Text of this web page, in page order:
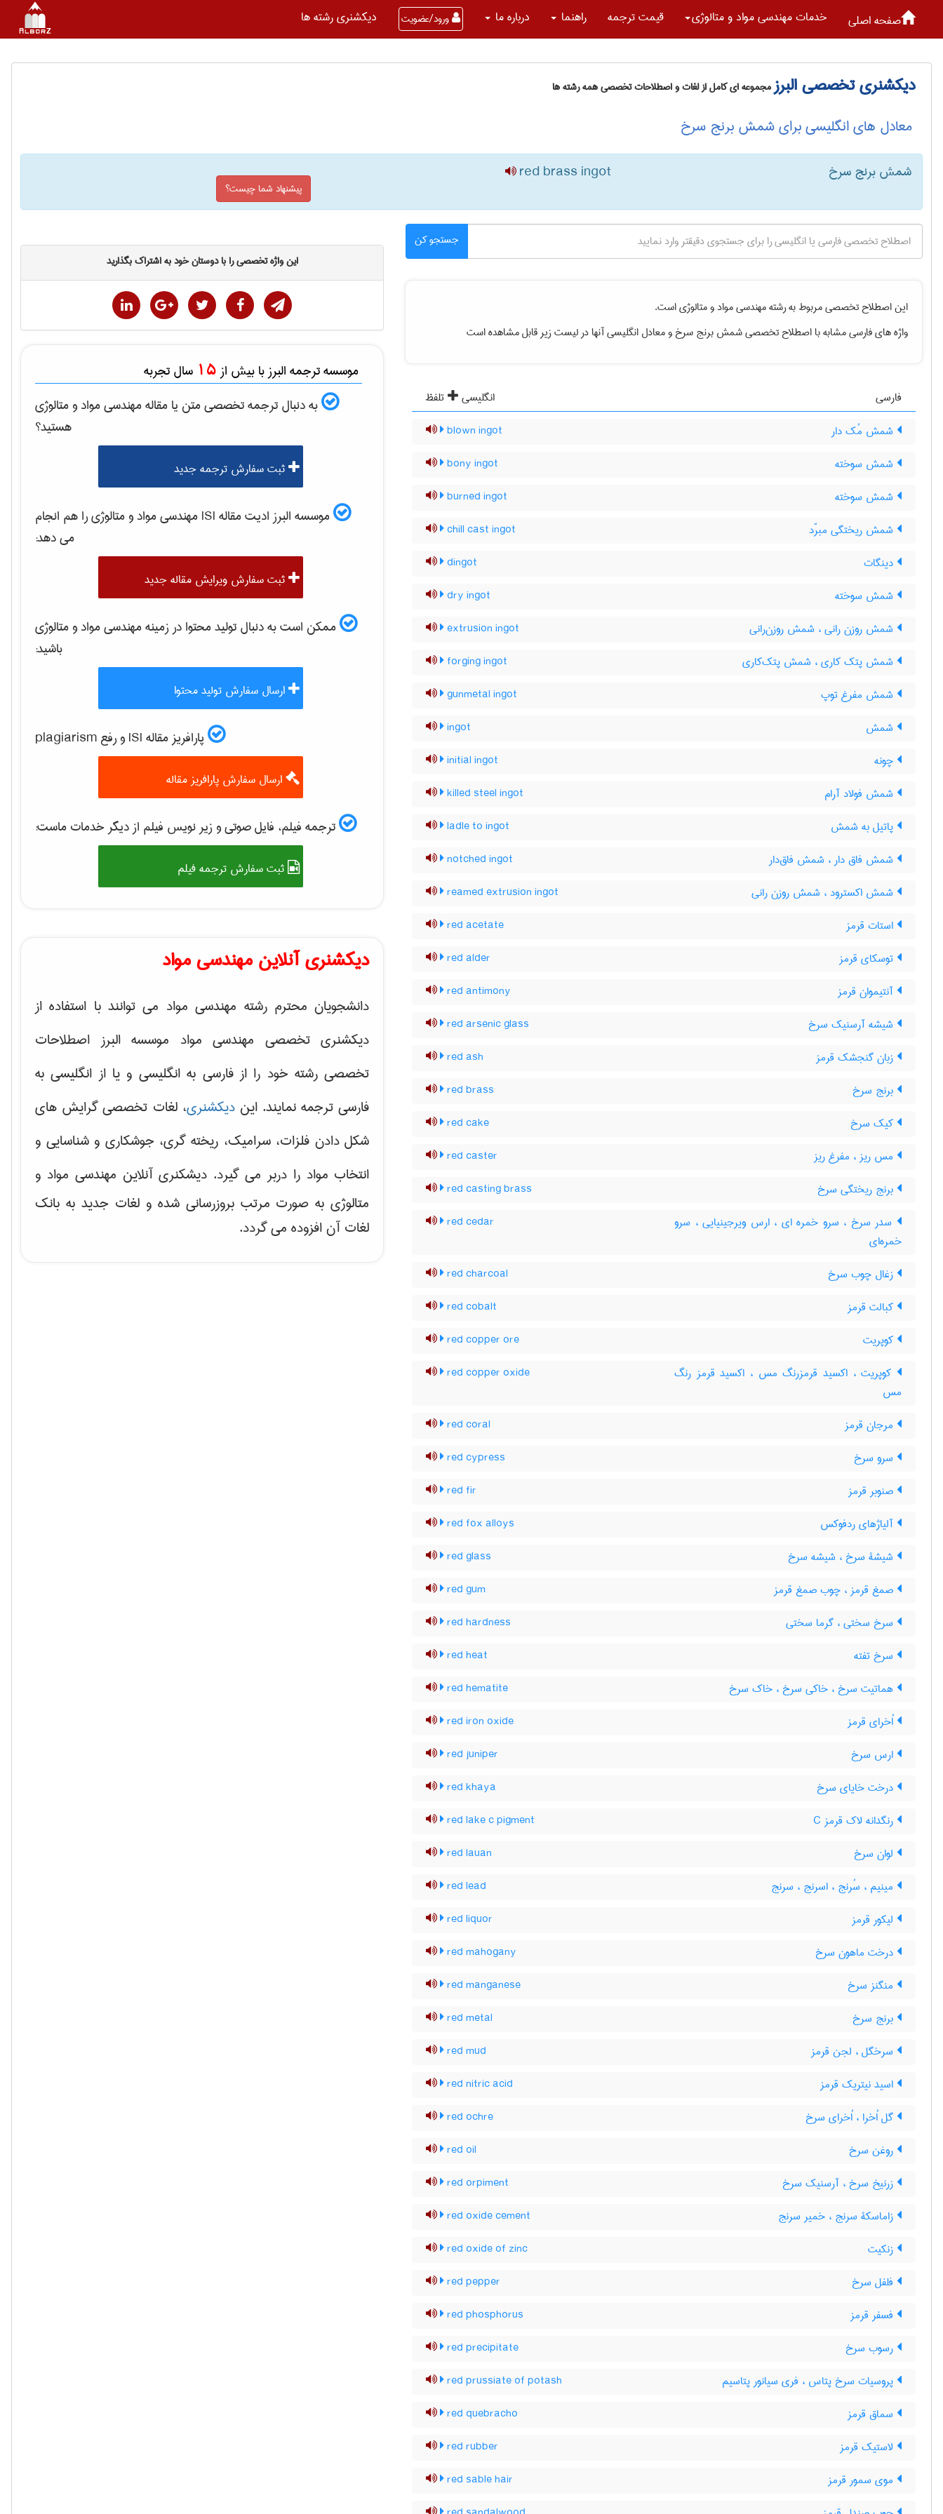
صفحه اصلی خدمات مهندسی مواد و متالوژی قیمت ترجمه راهنما درباره ما ورود/عضویت دیکشنری رشته ها
دیکشنری تخصصی البرزمجموعه ای کامل از لغات و اصطلاحات تخصصی همه رشته ها
معادل های انگلیسی برای شمش برنج سرخ
شمش برنج سرخ red brass ingot
پیشنهاد شما چیست؟
جستجو کن
این اصطلاح تخصصی مربوط به رشتهمهندسی مواد و متالوژیاست.
واژه های فارسی مشابه با اصطلاح تخصصیشمش برنج سرخو معادل انگلیسی آنها در لیست زیر قابل مشاهده است
فارسی انگلیسی
تلفظ
شمش مُک دار
blown ingot
شمش سوخته bony ingot
شمش سوخته burned ingot
شمش ریختگی مبرّد chill cast ingot
دینگات dingot
شمش سوخته dry ingot
شمش روزن رانی ، شمش روزن‌رانی extrusion ingot
شمش پتک کاری ، شمش پتک‌کاری forging ingot
شمش مفرغ توپ gunmetal ingot
شمش ingot
چونه initial ingot
شمش فولاد آرام killed steel ingot
پاتیل به شمش ladle to ingot
شمش فاق دار ، شمش فاق‌دار notched ingot
شمش اکسترود ، شمش روزن رانی reamed extrusion ingot
استات قرمز red acetate
توسکای قرمز red alder
آنتیموان قرمز red antimony
شیشه آرسنیک سرخ red arsenic glass
زبان گنجشک قرمز red ash
برنج سرخ red brass
کیک سرخ red cake
مس ریز ، مفرغ ریز red caster
برنج ریختگی سرخ red casting brass
سدر سرخ ، سرو خمره ای ، ارس ویرجینیایی ، سرو
خمره‌ای
red cedar
زغال چوب سرخ red charcoal
کبالت قرمز red cobalt
کوپریت red copper ore
کوپریت ، اکسید قرمزرنگ مس ، اکسید قرمز رنگ
مس
red copper oxide
مرجان قرمز red coral
سرو سرخ red cypress
صنوبر قرمز red fir
آلیاژهای ردفوکس red fox alloys
شیشۀ سرخ ، شیشه سرخ red glass
صمغ قرمز ، چوب صمغ قرمز red gum
سرخ سختی ، گرما سختی red hardness
سرخ تفته red heat
هماتیت سرخ ، خاکی سرخ ، خاک سرخ red hematite
اُخرای قرمز red iron oxide
ارس سرخ red juniper
درخت خایای سرخ red khaya
رنگدانه لاک قرمز C red lake c pigment
لوان سرخ red lauan
مینیم ، سُرنج ، اسرنج ، سرنج red lead
لیکور قرمز red liquor
درخت ماهون سرخ red mahogany
منگنز سرخ red manganese
برنج سرخ red metal
سرخگل ، لجن قرمز red mud
اسید نیتریک قرمز red nitric acid
گل اُخرا ، اُخرای سرخ red ochre
روغن سرخ red oil
زرنیخ سرخ ، آرسنیک سرخ red orpiment
زاماسکۀ سرنج ، خمیر سرنج red oxide cement
زنکیت red oxide of zinc
فلفل سرخ red pepper
فسفر قرمز red phosphorus
رسوب سرخ red precipitate
پروسیات سرخ پتاس ، فری سیانور پتاسیم red prussiate of potash
سماق قرمز red quebracho
لاستیک قرمز red rubber
موی سمور قرمز red sable hair
این واژه تخصصی را با دوستان خود به اشتراک بگذارید
موسسه ترجمه البرز با بیش از 15 سال تجربه
به دنبال ترجمه تخصصی متن یا مقالهمهندسی مواد و متالوژی
هستید؟
ثبت سفارش ترجمه جدید
موسسه البرز ادیت مقاله ISI مهندسی مواد و متالوژیرا هم انجام
می دهد:
ثبت سفارش ویرایش مقاله جدید
ممکن است به دنبال تولید محتوا در زمینهمهندسی مواد و متالوژی
باشید:
ارسال سفارش تولید محتوا
پارافریز مقاله ISI و رفع plagiarism
ارسال سفارش پارافریز مقاله
ترجمه فیلم، فایل صوتی و زیر نویس فیلم از دیگر خدمات ماست:
ثبت سفارش ترجمه فیلم
دیکشنری آنلاین مهندسی مواد
دانشجویان محترم رشته مهندسی مواد می توانند با استفاده از
دیکشنری تخصصی مهندسی مواد موسسه البرز اصطلاحات
تخصصی رشته خود را از فارسی به انگلیسی و یا از انگلیسی به
فارسی ترجمه نمایند. ایندیکشنری، لغات تخصصی گرایش های
شکل دادن فلزات، سرامیک، ریخته گری، جوشکاری و شناسایی و
انتخاب مواد را دربر می گیرد. دیشکنری آنلاین مهندسی مواد و
متالوژی به صورت مرتب بروزرسانی شده و لغات جدید به بانک
لغات آن افزوده می گردد.